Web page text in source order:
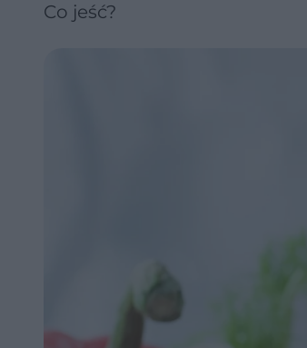
Co jeść?